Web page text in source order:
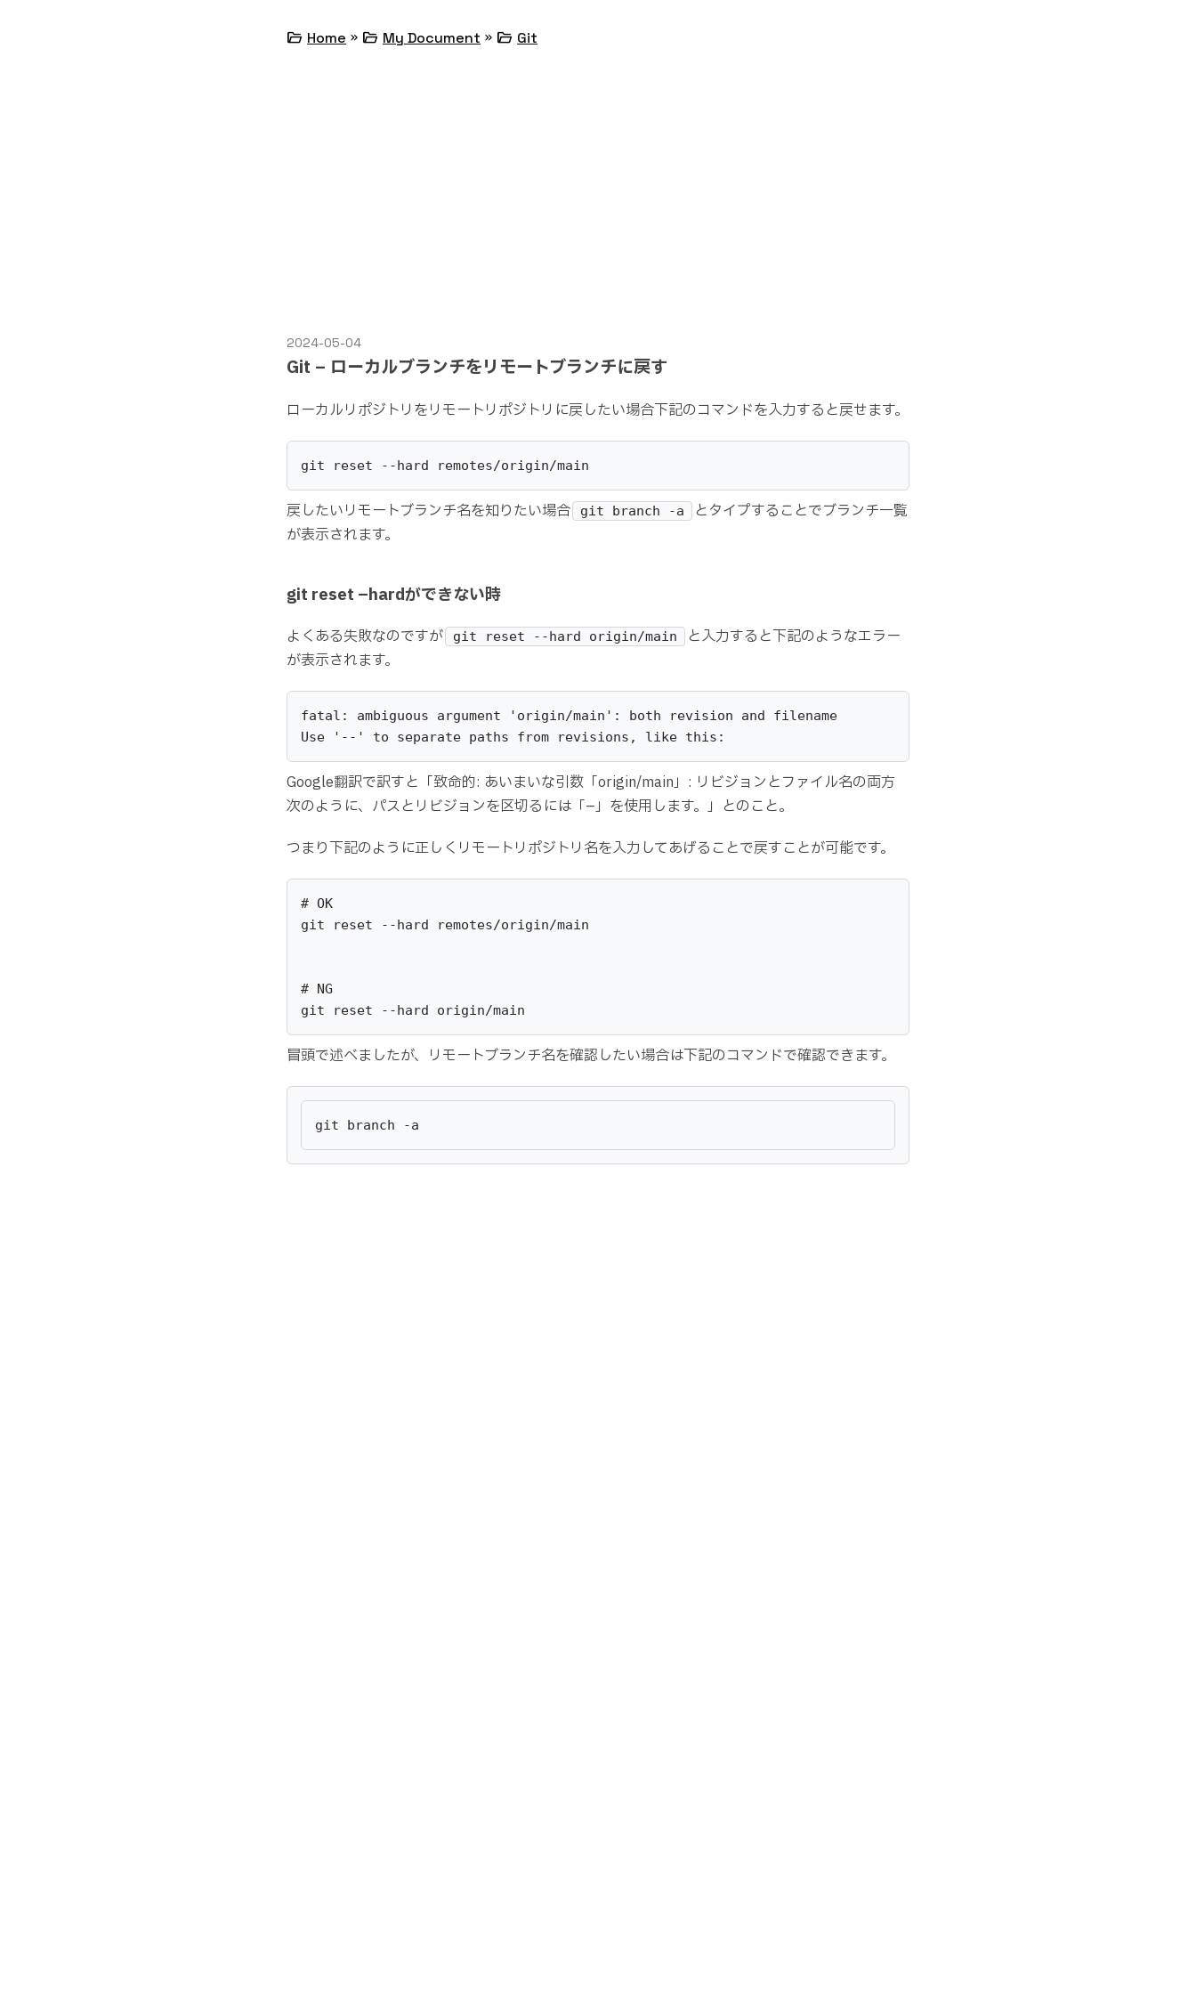
folder_open Home » folder_open My Document » folder_open Git
2024-05-04
Git – ローカルブランチをリモートブランチに戻す
ローカルリポジトリをリモートリポジトリに戻したい場合下記のコマンドを入力すると戻せます。
git reset --hard remotes/origin/main
戻したいリモートブランチ名を知りたい場合 git branch -a
とタイプすることでブランチ一覧
が表示されます。
git reset –hardができない時
よくある失敗なのですが git reset --hard origin/main
と入力すると下記のようなエラー
が表示されます。
fatal: ambiguous argument ' origin/main ': both revision and filename
Use '--' to separate paths from revisions, like this:
Google翻訳で訳すと「致命的: あいまいな引数「origin/main」: リビジョンとファイル名の両方
次のように、パスとリビジョンを区切るには「–」を使用します。」とのこと。
つまり下記のように正しくリモートリポジトリ名を入力してあげることで戻すことが可能です。
# OK
git reset --hard remotes/origin/main
# NG
git reset --hard origin/main
冒頭で述べましたが、リモートブランチ名を確認したい場合は下記のコマンドで確認できます。
git branch -a